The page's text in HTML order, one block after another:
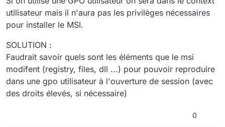
utilisateur mais il n'aura pas les privilèges nécessaires
pour installer le MSI.
SOLUTION :
Faudrait savoir quels sont les éléments que le msi
modifent (registry, files, dll ...) pour pouvoir reproduire
dans une gpo utilisateur à l'ouverture de session (avec
des droits élevés, si nécessaire)
0